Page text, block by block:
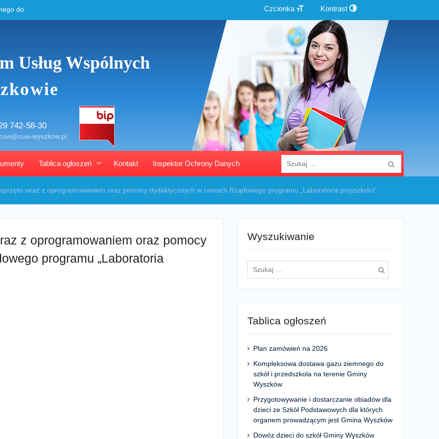
do
Czcionka Kontrast
Usług Wspólnych
742-58-30
wyszkow.pl
Tablica ogłoszeń Kontakt Inspektor Ochrony Danych
Szukaj
dla:
wraz z oprogramowaniem oraz pomocy dydaktycznych w ramach Rządowego programu „Laboratoria przyszłości”
z oprogramowaniem oraz pomocy
programu „Laboratoria
Wyszukiwanie
Szukaj
dla:
Tablica ogłoszeń
Plan zamówień na 2026
Kompleksowa dostawa gazu ziemnego do
szkół i przedszkola na terenie Gminy
Wyszków
Przygotowywanie i dostarczanie obiadów dla
dzieci ze Szkół Podstawowych dla których
organem prowadzącym jest Gmina Wyszków
Dowóz dzieci do szkół Gminy Wyszków